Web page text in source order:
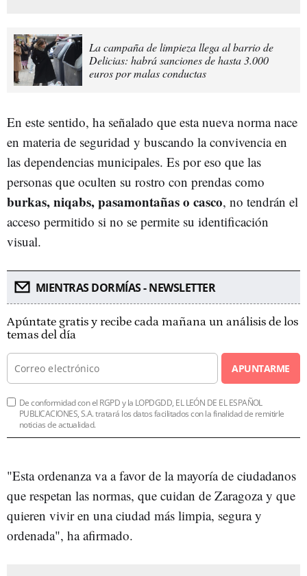
La campaña de limpieza llega al barrio de
Delicias: habrá sanciones de hasta 3.000
euros por malas conductas
En este sentido, ha señalado que esta nueva norma nace
en materia de seguridad y buscando la convivencia en
las dependencias municipales. Es por eso que las
personas que oculten su rostro con prendas como
burkas, niqabs, pasamontañas o casco, no tendrán el
acceso permitido si no se permite su identificación
visual.
MIENTRAS DORMÍAS - NEWSLETTER
Apúntate gratis y recibe cada mañana un análisis de los
temas del día
APUNTARME
De conformidad con el RGPD y la LOPDGDD, EL LEÓN DE EL ESPAÑOL
PUBLICACIONES, S.A. tratará los datos facilitados con la finalidad de remitirle
noticias de actualidad.
"Esta ordenanza va a favor de la mayoría de ciudadanos
que respetan las normas, que cuidan de Zaragoza y que
quieren vivir en una ciudad más limpia, segura y
ordenada", ha afirmado.